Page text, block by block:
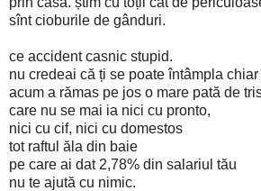
sînt cioburile de gânduri.
ce accident casnic stupid.
nu credeai că ți se poate întâmpla chiar
acum a rămas pe jos o mare pată de
care nu se mai ia nici cu pronto,
nici cu cif, nici cu domestos
tot raftul ăla din baie
pe care ai dat 2,78% din salariul tău
nu te ajută cu nimic.